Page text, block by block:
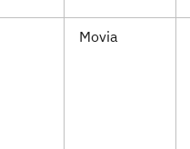
Movia